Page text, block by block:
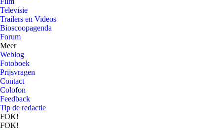
Televisie
Trailers en Videos
Bioscoopagenda
Forum
Meer
Weblog
Fotoboek
Prijsvragen
Contact
Colofon
Feedback
Tip de redactie
FOK!
FOK!